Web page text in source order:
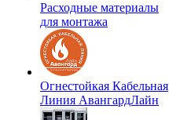
Расходные материалы
для монтажа
Огнестойкая Кабельная
Линия АвангардЛайн